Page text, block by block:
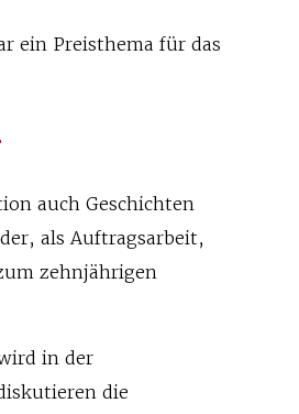
ein Preisthema für das
auch Geschichten
als Auftragsarbeit,
zehnjährigen
in der
die